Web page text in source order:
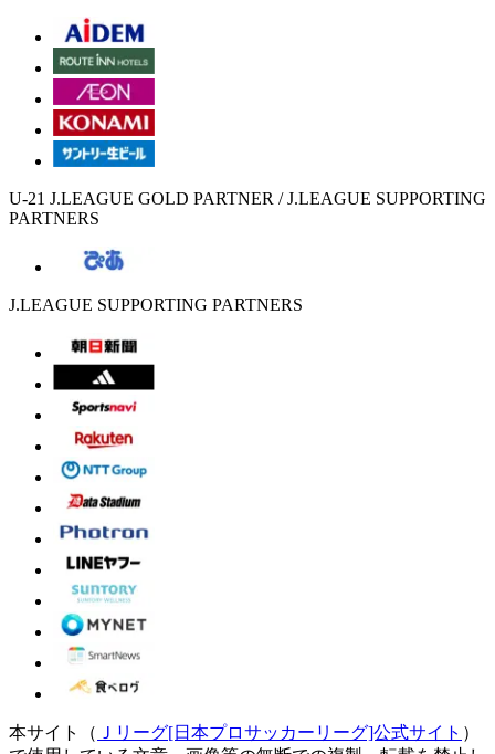
U-21 J.LEAGUE GOLD PARTNER / J.LEAGUE SUPPORTING
PARTNERS
J.LEAGUE SUPPORTING PARTNERS
本サイト（ Ｊリーグ[日本プロサッカーリーグ]公式サイト ）